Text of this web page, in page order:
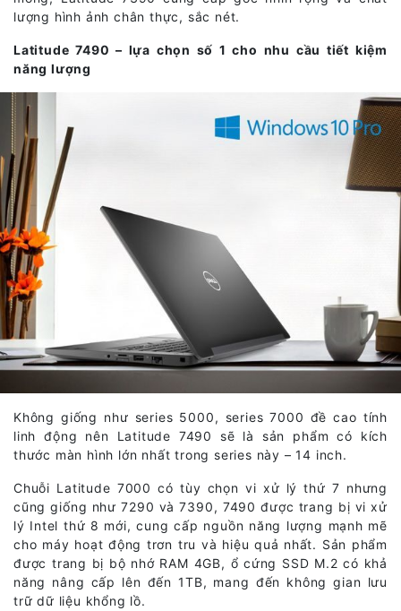
lượng hình ảnh chân thực, sắc nét.
Latitude 7490 – lựa chọn số 1 cho nhu cầu tiết kiệm
năng lượng
Không giống như series 5000, series 7000 đề cao tính
linh động nên Latitude 7490 sẽ là sản phẩm có kích
thước màn hình lớn nhất trong series này – 14 inch.
Chuỗi Latitude 7000 có tùy chọn vi xử lý thứ 7 nhưng
cũng giống như 7290 và 7390, 7490 được trang bị vi xử
lý Intel thứ 8 mới, cung cấp nguồn năng lượng mạnh mẽ
cho máy hoạt động trơn tru và hiệu quả nhất. Sản phẩm
được trang bị bộ nhớ RAM 4GB, ổ cứng SSD M.2 có khả
năng nâng cấp lên đến 1TB, mang đến không gian lưu
trữ dữ liệu khổng lồ.